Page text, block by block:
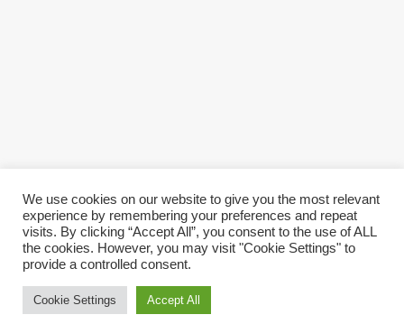
Copyright © 2026 Villa Noël. All Rights Reserved
Palace
We use cookies on our website to give you the most relevant
experience by remembering your preferences and repeat
visits. By clicking “Accept All”, you consent to the use of ALL
the cookies. However, you may visit "Cookie Settings" to
provide a controlled consent.
Cookie Settings Accept All